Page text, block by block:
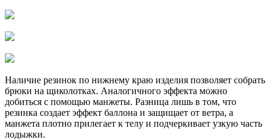
Наличие резинок по нижнему краю изделия позволяет собрать
брюки на щиколотках. Аналогичного эффекта можно
добиться с помощью манжеты. Разница лишь в том, что
резинка создает эффект баллона и защищает от ветра, а
манжета плотно прилегает к телу и подчеркивает узкую часть
лодыжки.